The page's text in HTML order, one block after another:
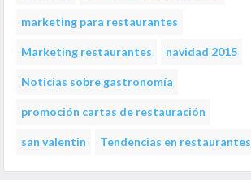
marketing para restaurantes
Marketing restaurantes navidad 2015
Noticias sobre gastronomía
promoción cartas de restauración
san valentin Tendencias en restaurantes